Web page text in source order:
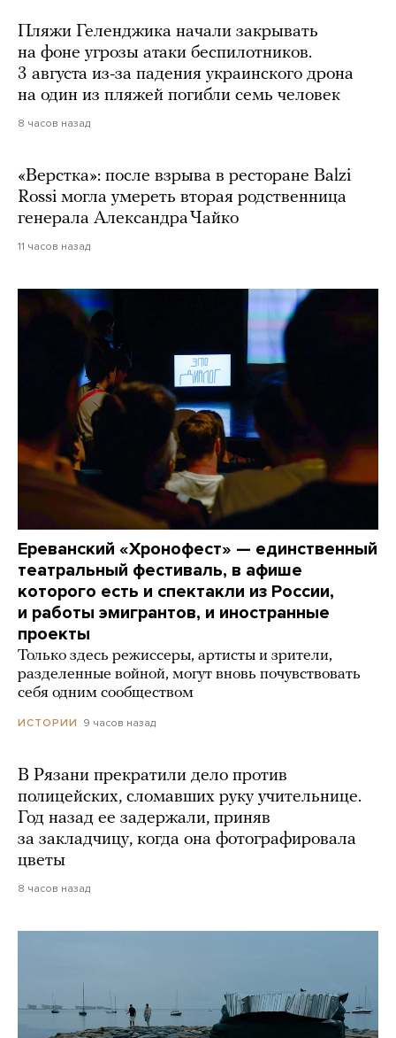
Пляжи Геленджика начали закрывать
на фоне угрозы атаки беспилотников.
3 августа из-за падения украинского дрона
на один из пляжей погибли семь человек
8 часов назад
«Верстка»: после взрыва в ресторане Balzi
Rossi могла умереть вторая родственница
генерала Александра Чайко
11 часов назад
Ереванский «Хронофест» — единственный
театральный фестиваль, в афише
которого есть и спектакли из России,
и работы эмигрантов, и иностранные
проекты
Только здесь режиссеры, артисты и зрители,
разделенные войной, могут вновь почувствовать
себя одним сообществом
ИСТОРИИ 9 часов назад
В Рязани прекратили дело против
полицейских, сломавших руку учительнице.
Год назад ее задержали, приняв
за закладчицу, когда она фотографировала
цветы
8 часов назад